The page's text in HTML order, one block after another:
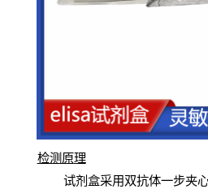
检测原理
试剂盒采用双抗体一步夹